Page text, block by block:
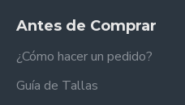
Antes de Comprar
¿Cómo hacer un pedido?
Guía de Tallas